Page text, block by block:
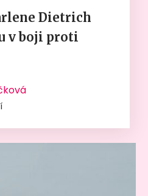
Dietrich
v boji proti